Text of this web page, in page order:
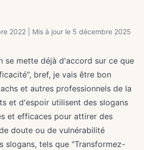
2022 | Mis à jour le 5 décembre 2025
se mette déjà d'accord sur ce que
bref, je vais être bon
et autres professionnels de la
et d'espoir utilisent des slogans
et efficaces pour attirer des
doute ou de vulnérabilité
slogans, tels que "Transformez-